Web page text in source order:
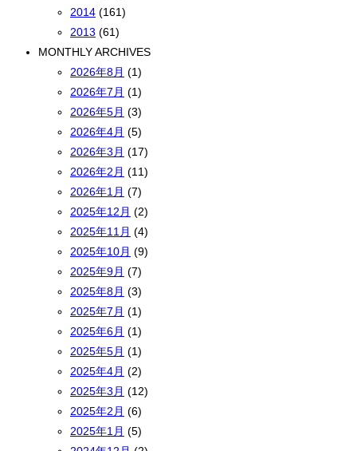
2014 (161)
2013 (61)
MONTHLY ARCHIVES
2026年8月 (1)
2026年7月 (1)
2026年5月 (3)
2026年4月 (5)
2026年3月 (17)
2026年2月 (11)
2026年1月 (7)
2025年12月 (2)
2025年11月 (4)
2025年10月 (9)
2025年9月 (7)
2025年8月 (3)
2025年7月 (1)
2025年6月 (1)
2025年5月 (1)
2025年4月 (2)
2025年3月 (12)
2025年2月 (6)
2025年1月 (5)